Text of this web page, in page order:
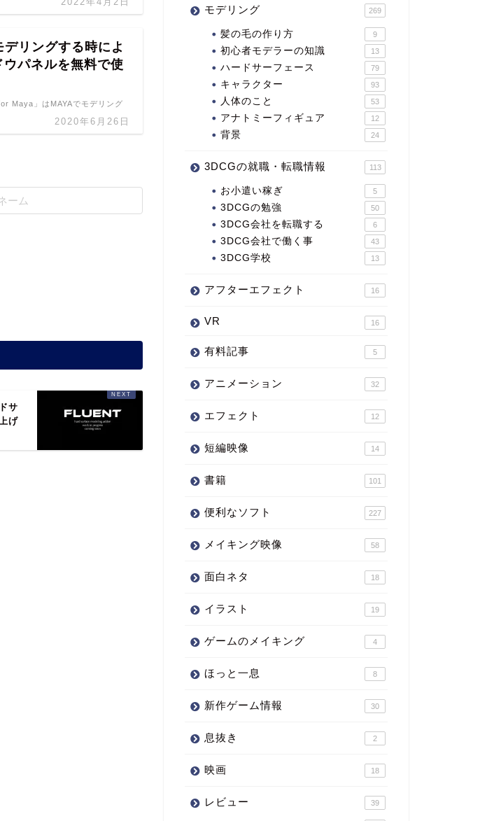
リングする時によ
パネルを無料で使
2020年6月26日
Maya」はMAYAでモデリング
サ
げ
モデリング 269
髪の毛の作り方 9
初心者モデラーの知識 13
ハードサーフェース 79
キャラクター 93
人体のこと 53
アナトミーフィギュア 12
背景 24
3DCGの就職・転職情報 113
お小遣い稼ぎ 5
3DCGの勉強 50
3DCG会社を転職する 6
3DCG会社で働く事 43
3DCG学校 13
アフターエフェクト 16
VR 16
有料記事 5
アニメーション 32
エフェクト 12
短編映像 14
書籍 101
便利なソフト 227
メイキング映像 58
面白ネタ 18
イラスト 19
ゲームのメイキング 4
ほっと一息 8
新作ゲーム情報 30
息抜き 2
映画 18
レビュー 39